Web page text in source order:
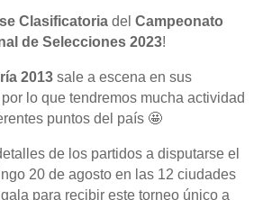
Clasificatoriadel Campeonato
de Selecciones 2023!
2013 sale a escena en sus
por lo que tendremos mucha actividad
puntos del país 🤩
de los partidos a disputarse el
20 de agosto en las 12 ciudades
para recibir este torneo único a